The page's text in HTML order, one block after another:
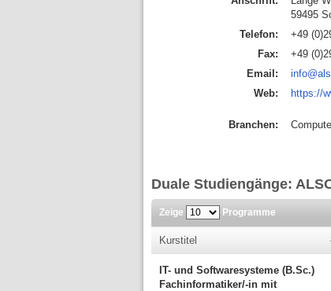
59495
Telefon:
+49
Fax:
+49
Email:
Web:
https://
Branchen:
Duale Studiengänge:
Zeige Programme
Kurstitel
IT- und Softwaresysteme (B.Sc.)
Fachinformatiker/-in mit